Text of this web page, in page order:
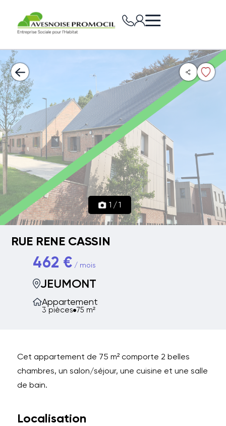
1 /1
RUE RENE CASSIN
462 €/ mois
JEUMONT
Appartement
3 pièces 75 m²
Cet appartement de 75 m² comporte 2 belles
chambres, un salon/séjour, une cuisine et une salle
de bain.
Localisation